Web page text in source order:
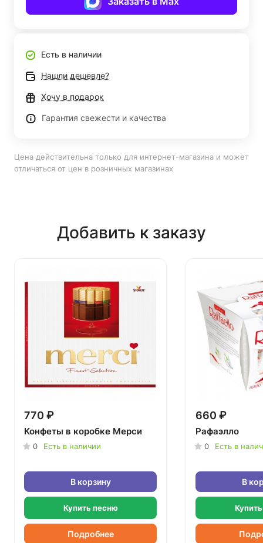
Есть в наличии
Нашли дешевле?
Хочу в подарок
Гарантия свежести и качества
Цена действительна только для интернет-магазина и может
отличаться от цен в розничных магазинах
Добавить к заказу
770 ₽
Конфеты в коробке Мерси
0 Есть в наличии
В корзину
Купить песню
Подробнее
660 ₽
Рафаэлло
0 Есть в
В